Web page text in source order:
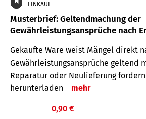
EINKAUF
Musterbrief: Geltendmachung der
Gewährleistungsansprüche nach
Gekaufte Ware weist Mängel direkt
Gewährleistungsansprüche geltend
Reparatur oder Neulieferung
herunterladen
mehr
0,90 €